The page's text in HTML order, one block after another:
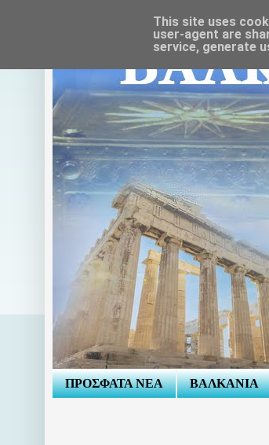
ΠΡΟΣΦΑΤΑ ΝΕΑ ΒΑΛΚΑΝΙΑ
This site uses
user-agent are
service, generate